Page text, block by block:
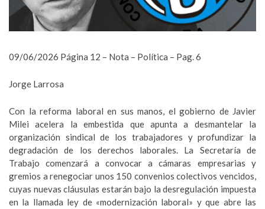
09/06/2026 Página 12 – Nota – Política – Pag. 6
Jorge Larrosa
Con la reforma laboral en sus manos, el gobierno de Javier
Milei acelera la embestida que apunta a desmantelar la
organización sindical de los trabajadores y profundizar la
degradación de los derechos laborales. La Secretaría de
Trabajo comenzará a convocar a cámaras empresarias y
gremios a renegociar unos 150 convenios colectivos vencidos,
cuyas nuevas cláusulas estarán bajo la desregulación impuesta
en la llamada ley de «modernización laboral» y que abre las